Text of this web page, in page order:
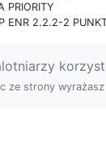
PRIORITY
ENR 2.2.2-2
ze strony